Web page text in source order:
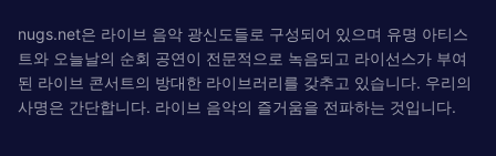
nugs.net은 라이브 음악 광신도들로 구성되어 있으며 유명 아티스
트와 오늘날의 순회 공연이 전문적으로 녹음되고 라이선스가 부여
된 라이브 콘서트의 방대한 라이브러리를 갖추고 있습니다. 우리의
사명은 간단합니다. 라이브 음악의 즐거움을 전파하는 것입니다.